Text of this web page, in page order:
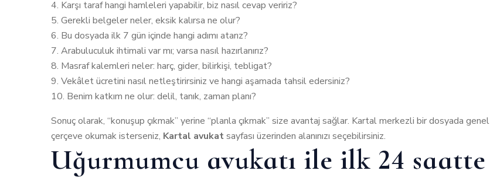
Karşı taraf hangi hamleleri yapabilir, biz nasıl cevap veririz?
Gerekli belgeler neler, eksik kalırsa ne olur?
Bu dosyada ilk 7 gün içinde hangi adımı atarız?
Arabuluculuk ihtimali var mı; varsa nasıl hazırlanırız?
Masraf kalemleri neler: harç, gider, bilirkişi, tebligat?
Vekâlet ücretini nasıl netleştirirsiniz ve hangi aşamada tahsil edersiniz?
Benim katkım ne olur: delil, tanık, zaman planı?
Sonuç olarak, “konuşup çıkmak” yerine “planla çıkmak” size avantaj sağlar. Kartal merkezli bir dosyada genel
çerçeve okumak isterseniz, Kartal avukatsayfası üzerinden alanınızı seçebilirsiniz.
Uğurmumcu avukatı ile ilk 24 saatte